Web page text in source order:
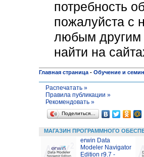
потребность
пожалуйста c
любым другим
найти на
Главная страница - Обучение и
Распечатать »
Правила публикации »
Рекомендовать »
Поделиться…
МАГАЗИН ПРОГРАММНОГО
erwin Data
Modeler Navigator
Edition r9.7 -